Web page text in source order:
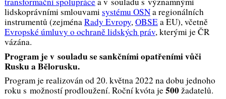
lidskoprávními smlouvamisystému OSNa regionálních
instrumentů (zejménaRady Evropy,OBSEa EU), včetně
Evropské úmluvy o ochraně lidských práv, kterými je ČR
vázána.
Program je v souladu se sankčními opatřeními vůči
Rusku a Bělorusku.
Program je realizován od 20. května 2022 na dobu jednoho
roku s možností prodloužení. Roční kvóta je500žadatelů.